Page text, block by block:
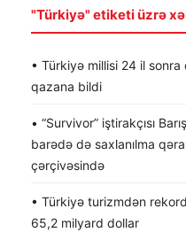
"Türkiyə" etiketi üzrə
• Türkiyə millisi 24 il
qazana bildi
• “Survivor” iştirakçısı
barədə də saxlanılma
çərçivəsində
• Türkiyə turizmdən
65,2 milyard dollar